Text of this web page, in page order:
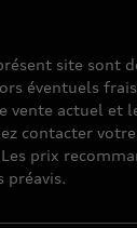
site sont
éventuels
vente actuel et
contacter votre
prix
préavis.